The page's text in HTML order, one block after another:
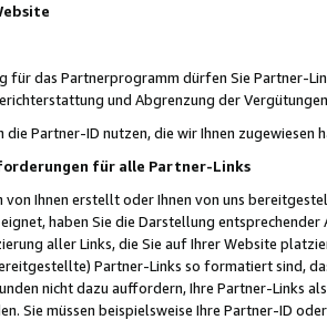
für das Partnerprogramm dürfen Sie Partner-
und Abgrenzung der
die Partner-ID nutzen, die wir Ihnen zugewiesen
für alle Partner-Links
von Ihnen erstellt oder Ihnen von uns
haben Sie die Darstellung
aller Links, die Sie auf Ihrer Website
Partner-Links so formatiert sind,
nicht dazu auffordern, Ihre Partner-Links
Sie müssen beispielsweise Ihre Partner-ID